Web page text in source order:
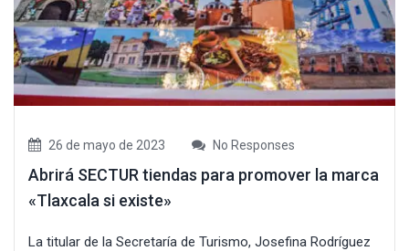
26 de mayo de 2023 No Responses
Abrirá SECTUR tiendas para promover la marca
«Tlaxcala si existe»
La titular de la Secretaría de Turismo, Josefina Rodríguez